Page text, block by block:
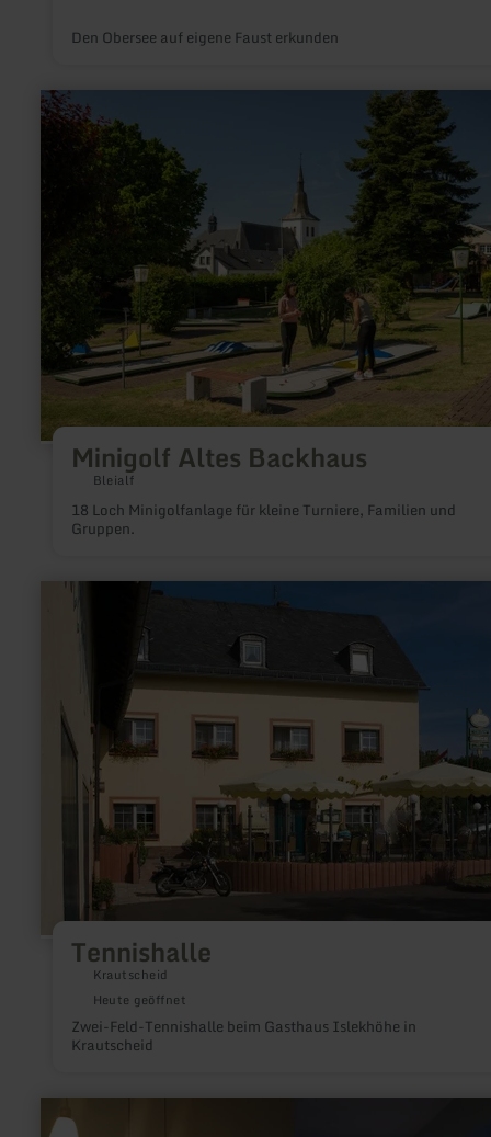
Den Obersee auf eigene Faust erkunden
Minigolf Altes Backhaus
Bleialf
18 Loch Minigolfanlage für kleine Turniere, Familien und
Gruppen.
mehr
erfahren
Minigolf
Tennishalle
Krautscheid
Heute geöffnet
Zwei-Feld-Tennishalle beim Gasthaus Islekhöhe in
Krautscheid
erfahren
erfahren